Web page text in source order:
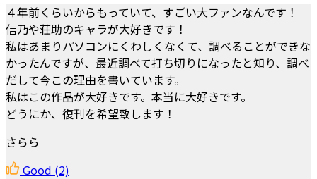
４年前くらいからもっていて、すごい大ファンなんです！
信乃や荘助のキャラが大好きです！
私はあまりパソコンにくわしくなくて、調べることができな
かったんですが、最近調べて打ち切りになったと知り、調べ
だして今この理由を書いています。
私はこの作品が大好きです。本当に大好きです。
どうにか、復刊を希望致します！
さらら
Good (2)